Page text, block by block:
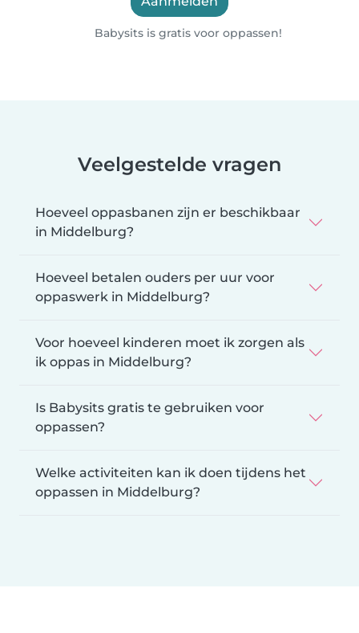
Babysits is gratis voor oppassen!
Veelgestelde vragen
Hoeveel oppasbanen zijn er beschikbaar
in Middelburg?
Hoeveel betalen ouders per uur voor
oppaswerk in Middelburg?
Voor hoeveel kinderen moet ik zorgen als
ik oppas in Middelburg?
Is Babysits gratis te gebruiken voor
oppassen?
Welke activiteiten kan ik doen tijdens het
oppassen in Middelburg?